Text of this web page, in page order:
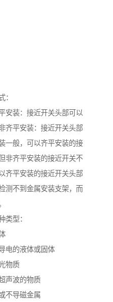
：
安装：接近开关头部可以
齐平安装：接近开关头部
一般，可以齐平安装的接
非齐平安装的接近开关不
齐平安装的接近开关头部
测不到金属安装支架，而
类型：
电的液体或固体
物质
声波的物质
不导磁金属